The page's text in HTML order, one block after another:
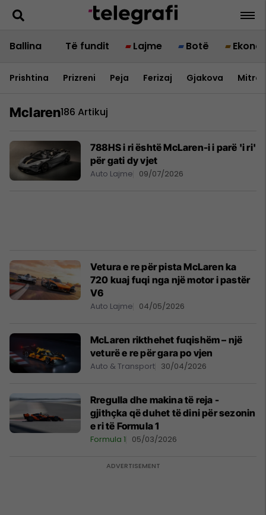
Ballina Të fundit Lajme Botë
Prishtina Prizreni Peja Ferizaj Gjakova
Mclaren186 Artikuj
788HS i ri është McLaren-i i parë 'i ri'
për gati dy vjet
Auto Lajme 09/07/2026
Vetura e re për pista McLaren ka
720 kuaj fuqi nga një motor i pastër
V6
Auto Lajme 04/05/2026
McLaren rikthehet fuqishëm – një
veturë e re për gara po vjen
Auto & Transport 30/04/2026
Rregulla dhe makina të reja -
gjithçka që duhet të dini për sezonin
e ri të Formula 1
Formula 1 05/03/2026